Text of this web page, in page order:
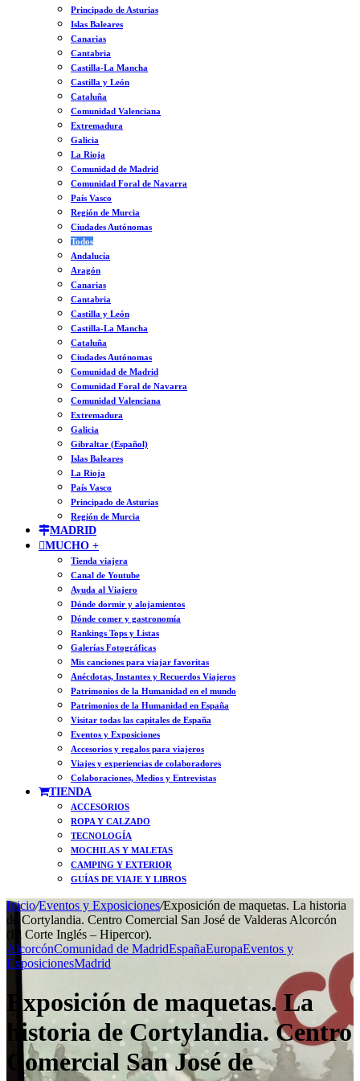
Principado de Asturias
Islas Baleares
Canarias
Cantabria
Castilla-La Mancha
Castilla y León
Cataluña
Comunidad Valenciana
Extremadura
Galicia
La Rioja
Comunidad de Madrid
Comunidad Foral de Navarra
País Vasco
Región de Murcia
Ciudades Autónomas
Todos
Andalucía
Aragón
Canarias
Cantabria
Castilla y León
Castilla-La Mancha
Cataluña
Ciudades Autónomas
Comunidad de Madrid
Comunidad Foral de Navarra
Comunidad Valenciana
Extremadura
Galicia
Gibraltar (Español)
Islas Baleares
La Rioja
País Vasco
Principado de Asturias
Región de Murcia
MADRID
MUCHO +
Tienda viajera
Canal de Youtube
Ayuda al Viajero
Dónde dormir y alojamientos
Dónde comer y gastronomía
Rankings Tops y Listas
Galerías Fotográficas
Mis canciones para viajar favoritas
Anécdotas, Instantes y Recuerdos Viajeros
Patrimonios de la Humanidad en el mundo
Patrimonios de la Humanidad en España
Visitar todas las capitales de España
Eventos y Exposiciones
Accesorios y regalos para viajeros
Viajes y experiencias de colaboradores
Colaboraciones, Medios y Entrevistas
TIENDA
ACCESORIOS
ROPA Y CALZADO
TECNOLOGÍA
MOCHILAS Y MALETAS
CAMPING Y EXTERIOR
GUÍAS DE VIAJE Y LIBROS
Inicio/Eventos y Exposiciones/Exposición de maquetas. La historia
de Cortylandia. Centro Comercial San José de Valderas Alcorcón
(El Corte Inglés – Hipercor).
AlcorcónComunidad de MadridEspañaEuropaEventos y
ExposicionesMadrid
Exposición de maquetas. La
historia de Cortylandia. Centro
Comercial San José de